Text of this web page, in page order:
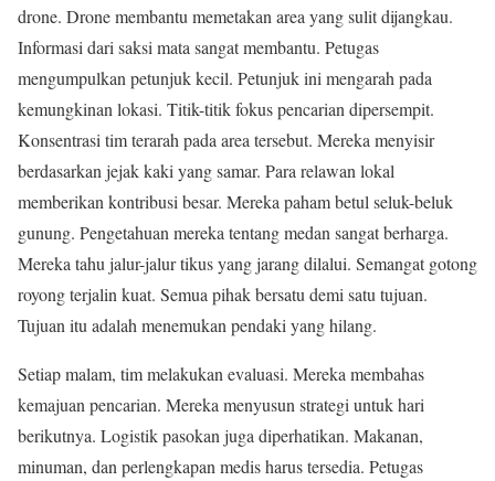
drone. Drone membantu memetakan area yang sulit dijangkau.
Informasi dari saksi mata sangat membantu. Petugas
mengumpulkan petunjuk kecil. Petunjuk ini mengarah pada
kemungkinan lokasi. Titik-titik fokus pencarian dipersempit.
Konsentrasi tim terarah pada area tersebut. Mereka menyisir
berdasarkan jejak kaki yang samar. Para relawan lokal
memberikan kontribusi besar. Mereka paham betul seluk-beluk
gunung. Pengetahuan mereka tentang medan sangat berharga.
Mereka tahu jalur-jalur tikus yang jarang dilalui. Semangat gotong
royong terjalin kuat. Semua pihak bersatu demi satu tujuan.
Tujuan itu adalah menemukan pendaki yang hilang.
Setiap malam, tim melakukan evaluasi. Mereka membahas
kemajuan pencarian. Mereka menyusun strategi untuk hari
berikutnya. Logistik pasokan juga diperhatikan. Makanan,
minuman, dan perlengkapan medis harus tersedia. Petugas